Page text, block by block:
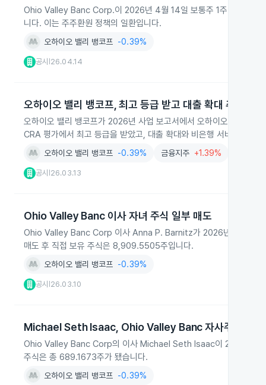
Ohio Valley Banc Corp.이 2026년 4월 14일 보통주 1주당 0.25달
니다. 이는 주주환원 정책의 일환입니다.
오하이오 밸리 뱅코프 -0.39%
공시 26.04.14
오하이오 밸리 뱅코프, 최고 등급 받고 대출 확대 추진
오하이오 밸리 뱅코프가 2026년 사업 보고서에서 오하이오주와 웨
CRA 평가에서 최고 등급을 받았고, 대출 확대와 비은행 서비스 진출
오하이오 밸리 뱅코프 -0.39% 금융지주 +1.39%
공시 26.03.13
Ohio Valley Banc 이사 자녀 주식 일부 매도
Ohio Valley Banc Corp 이사 Anna P. Barnitz가 2026년 3월 10일
매도 후 직접 보유 주식은 8,909.5505주입니다.
오하이오 밸리 뱅코프 -0.39%
공시 26.03.10
Michael Seth Isaac, Ohio Valley Banc 자사주 72.6주
Ohio Valley Banc Corp의 이사 Michael Seth Isaac이 2026년 2월
주식은 총 689.1673주가 됐습니다.
오하이오 밸리 뱅코프 -0.39%